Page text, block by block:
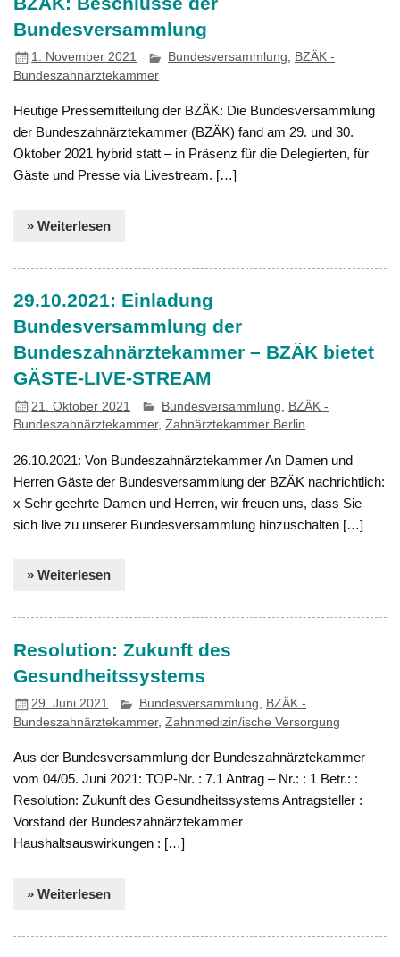
Bundesversammlung
1. November 2021 Bundesversammlung, BZÄK -
Bundeszahnärztekammer
Heutige Pressemitteilung der BZÄK: Die Bundesversammlung
der Bundeszahnärztekammer (BZÄK) fand am 29. und 30.
Oktober 2021 hybrid statt – in Präsenz für die Delegierten, für
Gäste und Presse via Livestream. […]
» Weiterlesen
29.10.2021: Einladung
Bundesversammlung der
Bundeszahnärztekammer – BZÄK bietet
GÄSTE-LIVE-STREAM
21. Oktober 2021 Bundesversammlung
BZÄK -
Bundeszahnärztekammer,Zahnärztekammer Berlin
26.10.2021: Von Bundeszahnärztekammer An Damen und
Herren Gäste der Bundesversammlung der BZÄK nachrichtlich:
x Sehr geehrte Damen und Herren, wir freuen uns, dass Sie
sich live zu unserer Bundesversammlung hinzuschalten […]
» Weiterlesen
Resolution: Zukunft des
Gesundheitssystems
29. Juni 2021 Bundesversammlung, BZÄK -
Bundeszahnärztekammer,Zahnmedizin/ische Versorgung
Aus der Bundesversammlung der Bundeszahnärztekammer
vom 04/05. Juni 2021: TOP-Nr. : 7.1 Antrag – Nr.: : 1 Betr.: :
Resolution: Zukunft des Gesundheitssystems Antragsteller :
Vorstand der Bundeszahnärztekammer
Haushaltsauswirkungen : […]
» Weiterlesen